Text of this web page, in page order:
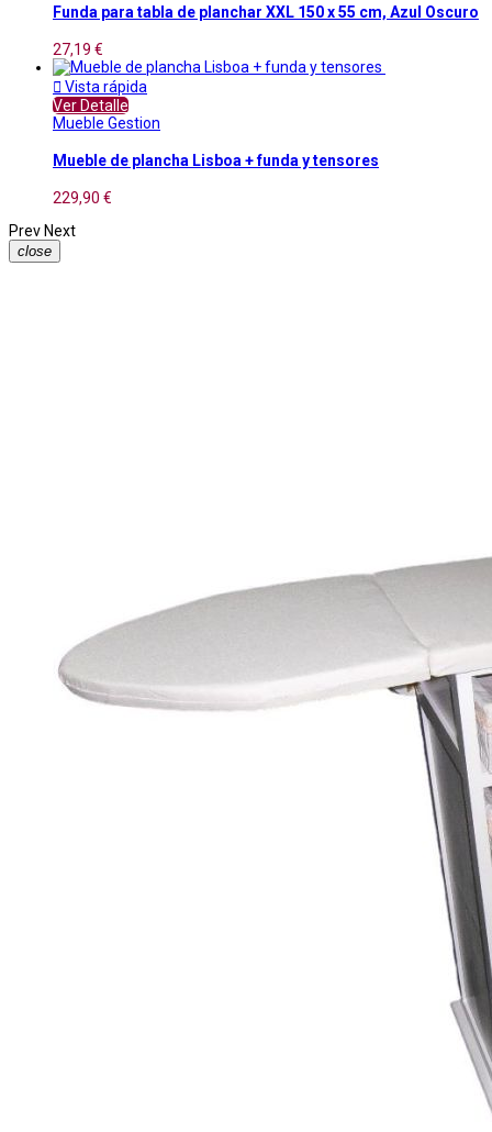
Funda para tabla de planchar XXL 150 x 55 cm, Azul Oscuro
27,19 €
 Vista rápida
Ver Detalle
Mueble Gestion
Mueble de plancha Lisboa + funda y tensores
229,90 €
PrevNext
close